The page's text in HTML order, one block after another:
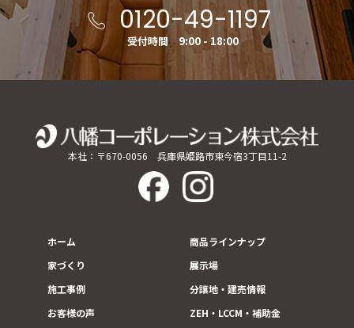
0120-49-1197
受付時間 9:00 - 18:00
本社：〒670-0056 兵庫県姫路市東今宿3丁目11-2
ホーム
家づくり
施工事例
お客様の声
商品ラインナップ
展示場
分譲地・建売情報
ZEH・LCCM・補助金